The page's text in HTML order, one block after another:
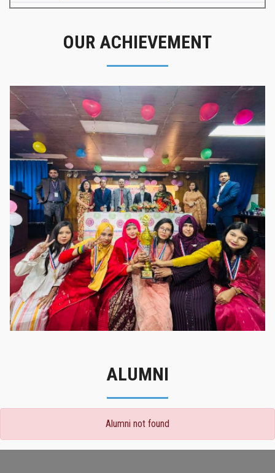
OUR ACHIEVEMENT
গৌরবের মুহূর্ত
গৌরবের মুহূর্ত
ALUMNI
Alumni not found